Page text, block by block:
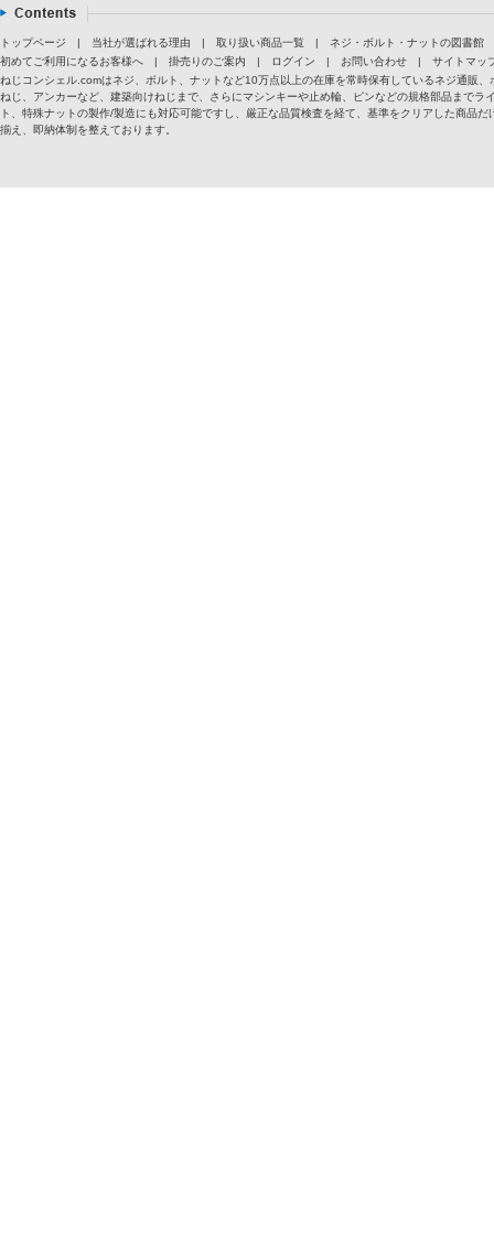
トップページ | 当社が選ばれる理由 | 取り扱い商品一覧 |
ネジ・ボルト・ナットの図書館
初めてご利用になるお客様へ
| 掛売りのご案内 | ログイン | お問い合わせ |
サイトマッ
ねじコンシェル.comはネジ、ボルト、ナットなど10万点以上の在庫を常時保有しているネジ通販
ねじ、アンカーなど、建築向けねじまで、さらにマシンキーや止め輪、ピンなどの規格部品まで
ト、特殊ナットの製作/製造にも対応可能ですし、厳正な品質検査を経て、基準をクリアした商品
揃え、即納体制を整えております。